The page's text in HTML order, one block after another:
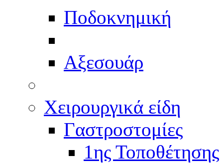
Ποδοκνημική
Αξεσουάρ
Χειρουργικά είδη
Γαστροστομίες
1ης Τοποθέτησης